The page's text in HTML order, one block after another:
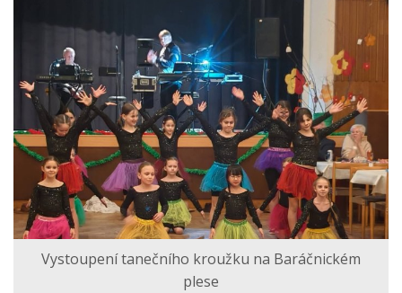
Vystoupení tanečního kroužku na Baráčnickém
plese